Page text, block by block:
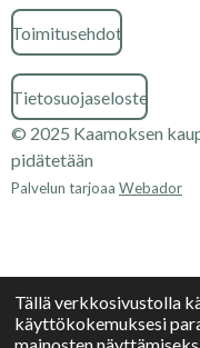
Tällä verkkosivustolla
käyttökokemuksesi
Toimitusehdot
Tietosuojaseloste
© 2025 Kaamoksen
pidätetään
Palvelun tarjoaa Webador